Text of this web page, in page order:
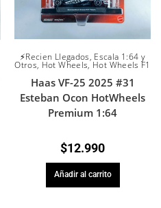
⚡Recien Llegados, Escala 1:64 y
Otros, Hot Wheels, Hot Wheels F1
Haas VF-25 2025 #31
Esteban Ocon HotWheels
Premium 1:64
$12.990
Añadir al carrito